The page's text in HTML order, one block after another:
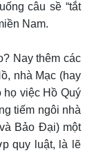
câu sề “tắt
Nam.
Nay thêm các
nhà Mạc (hay
họ việc Hồ Quý
tiếm ngôi nhà
Bảo Đại) một
quy luật, là lẽ